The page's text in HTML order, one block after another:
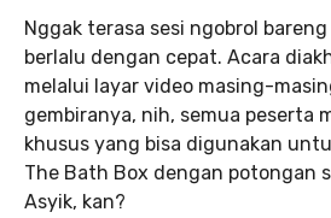
Nggak terasa sesi ngobrol bareng
berlalu dengan cepat. Acara
melalui layar video masing-
gembiranya, nih, semua peserta
khusus yang bisa digunakan
The Bath Box dengan potongan
Asyik, kan?